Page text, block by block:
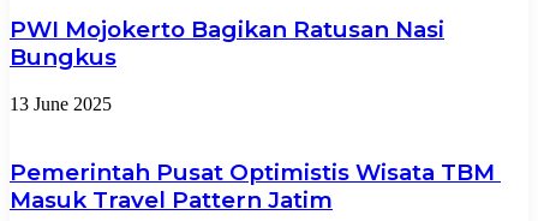
PWI Mojokerto Bagikan Ratusan Nasi
Bungkus
13 June 2025
Pemerintah Pusat Optimistis Wisata TBM
Masuk Travel Pattern Jatim